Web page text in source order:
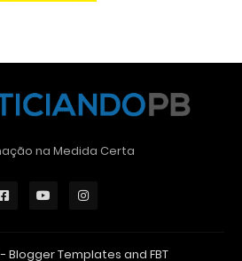
na Medida Certa
Blogger Templates and FBT